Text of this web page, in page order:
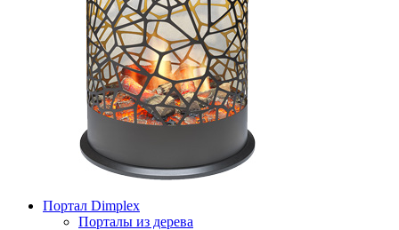
Портал Dimplex
Порталы из дерева